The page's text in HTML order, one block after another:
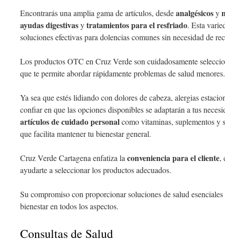
Encontrarás una amplia gama de artículos, desdeanalgésicosy
ayudas digestivasytratamientos para el resfriado. Esta
soluciones efectivas para dolencias comunes sin necesidad de
Los productos OTC en Cruz Verde son cuidadosamente
que te permite abordar rápidamente problemas de salud menores.
Ya sea que estés lidiando con dolores de cabeza, alergias
confiar en que las opciones disponibles se adaptarán a tus
artículos de cuidado personalcomo vitaminas, suplementos
que facilita mantener tu bienestar general.
Cruz Verde Cartagena enfatiza la conveniencia para el cliente,
ayudarte a seleccionar los productos adecuados.
Su compromiso con proporcionar soluciones de salud
bienestar en todos los aspectos.
Consultas de Salud